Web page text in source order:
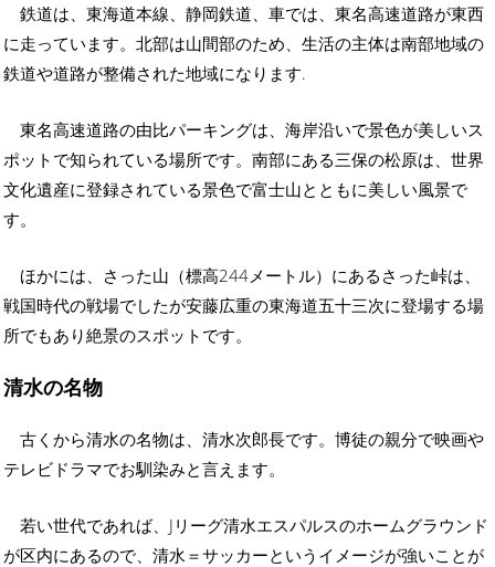
鉄道は、東海道本線、静岡鉄道、車では、東名高速道路が東西
に走っています。北部は山間部のため、生活の主体は南部地域の
鉄道や道路が整備された地域になります.
東名高速道路の由比パーキングは、海岸沿いで景色が美しいス
ポットで知られている場所です。南部にある三保の松原は、世界
文化遺産に登録されている景色で富士山とともに美しい風景で
す。
ほかには、さった山（標高244メートル）にあるさった峠は、
戦国時代の戦場でしたが安藤広重の東海道五十三次に登場する場
所でもあり絶景のスポットです。
清水の名物
古くから清水の名物は、清水次郎長です。博徒の親分で映画や
テレビドラマでお馴染みと言えます。
若い世代であれば、Jリーグ清水エスパルスのホームグラウンド
が区内にあるので、清水＝サッカーというイメージが強いことが